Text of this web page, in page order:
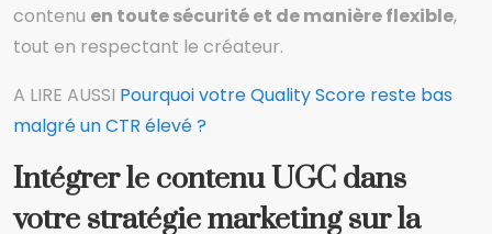
contenu en toute sécurité et de manière flexible,
tout en respectant le créateur.
A LIRE AUSSI Pourquoi votre Quality Score reste bas
malgré un CTR élevé ?
Intégrer le contenu UGC dans
votre stratégie marketing sur la